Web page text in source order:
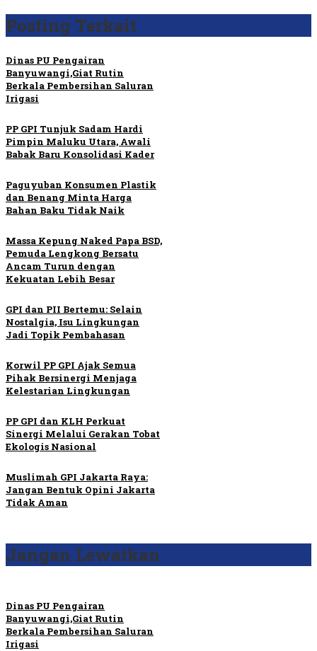
Posting Terkait
Dinas PU Pengairan
Banyuwangi,Giat Rutin
Berkala Pembersihan Saluran
Irigasi
PP GPI Tunjuk Sadam Hardi
Pimpin Maluku Utara, Awali
Babak Baru Konsolidasi Kader
Paguyuban Konsumen Plastik
dan Benang Minta Harga
Bahan Baku Tidak Naik
Massa Kepung Naked Papa BSD,
Pemuda Lengkong Bersatu
Ancam Turun dengan
Kekuatan Lebih Besar
GPI dan PII Bertemu: Selain
Nostalgia, Isu Lingkungan
Jadi Topik Pembahasan
Korwil PP GPI Ajak Semua
Pihak Bersinergi Menjaga
Kelestarian Lingkungan
PP GPI dan KLH Perkuat
Sinergi Melalui Gerakan Tobat
Ekologis Nasional
Muslimah GPI Jakarta Raya:
Jangan Bentuk Opini Jakarta
Tidak Aman
Jangan Lewatkan
Dinas PU Pengairan
Banyuwangi,Giat Rutin
Berkala Pembersihan Saluran
Irigasi